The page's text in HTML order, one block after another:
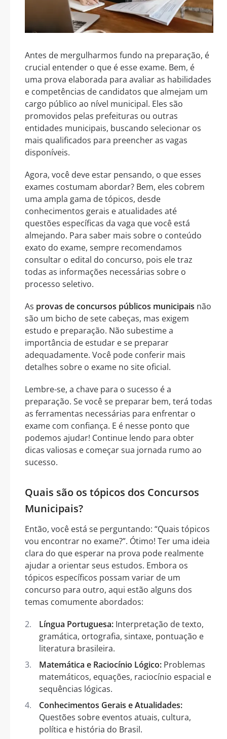
Antes de mergulharmos fundo na preparação, é
crucial entender o que é esse exame. Bem, é
uma prova elaborada para avaliar as habilidades
e competências de candidatos que almejam um
cargo público ao nível municipal. Eles são
promovidos pelas prefeituras ou outras
entidades municipais, buscando selecionar os
mais qualificados para preencher as vagas
disponíveis.
Agora, você deve estar pensando, o que esses
exames costumam abordar? Bem, eles cobrem
uma ampla gama de tópicos, desde
conhecimentos gerais e atualidades até
questões específicas da vaga que você está
almejando. Para saber mais sobre o conteúdo
exato do exame, sempre recomendamos
consultar o edital do concurso, pois ele traz
todas as informações necessárias sobre o
processo seletivo.
As provas de concursos públicos municipais não
são um bicho de sete cabeças, mas exigem
estudo e preparação. Não subestime a
importância de estudar e se preparar
adequadamente. Você pode conferir mais
detalhes sobre o exame no site oficial.
Lembre-se, a chave para o sucesso é a
preparação. Se você se preparar bem, terá todas
as ferramentas necessárias para enfrentar o
exame com confiança. E é nesse ponto que
podemos ajudar! Continue lendo para obter
dicas valiosas e começar sua jornada rumo ao
sucesso.
Quais são os tópicos dos Concursos
Municipais?
Então, você está se perguntando: “Quais tópicos
vou encontrar no exame?”. Ótimo! Ter uma ideia
clara do que esperar na prova pode realmente
ajudar a orientar seus estudos. Embora os
tópicos específicos possam variar de um
concurso para outro, aqui estão alguns dos
temas comumente abordados:
Língua Portuguesa: Interpretação de texto,
gramática, ortografia, sintaxe, pontuação e
literatura brasileira.
Matemática e Raciocínio Lógico: Problemas
matemáticos, equações, raciocínio espacial e
sequências lógicas.
Conhecimentos Gerais e Atualidades:
Questões sobre eventos atuais, cultura,
política e história do Brasil.